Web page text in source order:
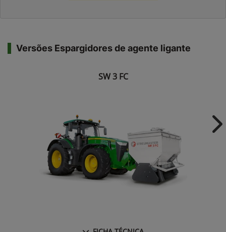
Versões Espargidores de agente ligante
SW 3 FC